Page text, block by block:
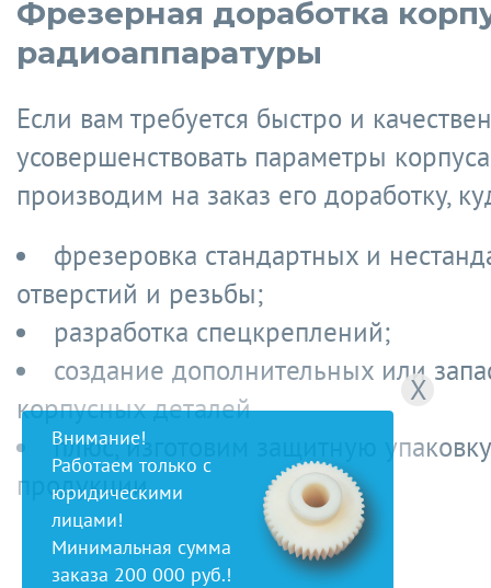
Фрезерная доработка
радиоаппаратуры
Если вам требуется быстро и
усовершенствовать параметры
производим на заказ его доработку,
фрезеровка стандартных и
отверстий и резьбы;
разработка спецкреплений;
создание дополнительных или
корпусных деталей
плюс, изготовим защитную
продукции.
X
Внимание!
Работаем только с
юридическими
лицами!
Минимальная сумма
заказа 200 000 руб.!